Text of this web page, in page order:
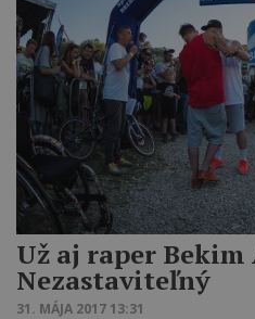
Už aj raper
Nezastaviteľný
31. MÁJA 2017 13:31